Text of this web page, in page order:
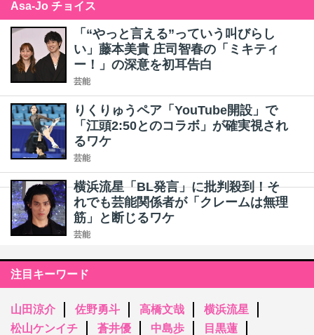
Asa-Jo チョイス
「“やっと言える”っていう叫びらし
い」藤本美貴 庄司智春の「ミキティ
ー！」の深意を初耳告白
芸能
りくりゅうペア「YouTube開設」で
「江頭2:50とのコラボ」が確実視され
るワケ
芸能
横浜流星「BL発言」に批判殺到！そ
れでも芸能関係者が「クレームは無理
筋」と断じるワケ
芸能
注目キーワード
山田涼介 佐野勇斗 高橋文哉
横浜流星
松山ケンイチ
蒼井優 中島歩
目黒蓮